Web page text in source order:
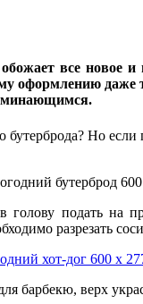
обожает все новое
оформлению даже
Но
голову подать на
разрезать
барбекю, верх